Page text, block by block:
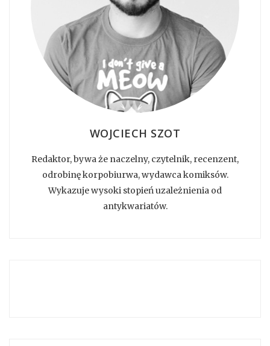
WOJCIECH SZOT
Redaktor, bywa że naczelny, czytelnik, recenzent,
odrobinę korpobiurwa, wydawca komiksów.
Wykazuje wysoki stopień uzależnienia od
antykwariatów.